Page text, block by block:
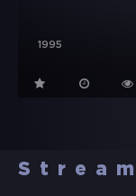
1995
Stream